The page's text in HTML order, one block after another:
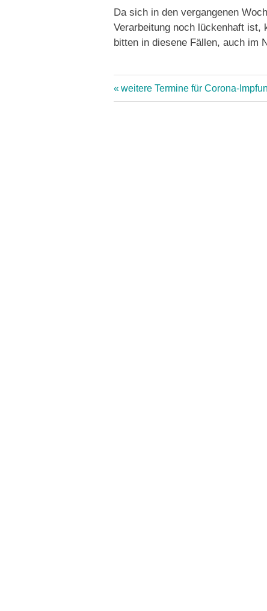
Da sich in den vergangenen
Verarbeitung noch lückenhaft ist,
bitten in diesene Fällen, auch im
Vorheriger
Beitrag:
weitere Termine für Corona-